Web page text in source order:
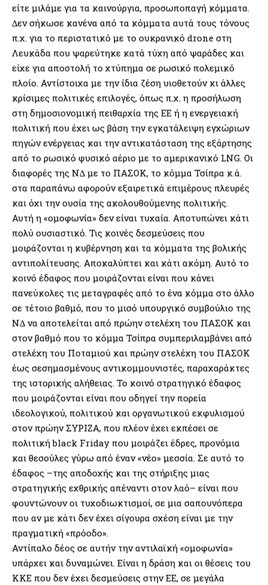
είτε µιλάµε για τα καινούργια, προσωποπαγή κόµµατα.
∆εν σήκωσε κανένα από τα κόµµατα αυτά τους τόνους
π.χ. για το περιστατικό µε το ουκρανικό drone στη
Λευκάδα που ψαρεύτηκε κατά τύχη από ψαράδες και
είχε για αποστολή το χτύπηµα σε ρωσικό πολεµικό
πλοίο. Αντίστοιχα µε την ίδια ζέση υιοθετούν κι άλλες
κρίσιµες πολιτικές επιλογές, όπως π.χ. η προσήλωση
στη δηµοσιονοµική πειθαρχία της ΕΕ ή η ενεργειακή
πολιτική που έχει ως βάση την εγκατάλειψη εγχώριων
πηγών ενέργειας και την αντικατάσταση της εξάρτησης
από το ρωσικό φυσικό αέριο µε το αµερικανικό LNG. Οι
διαφορές της Ν∆ µε το ΠΑΣΟΚ, το κόµµα Τσίπρα κ.ά.
στα παραπάνω αφορούν εξαιρετικά επιµέρους πλευρές
και όχι την ουσία της ακολουθούµενης πολιτικής.
Αυτή η «οµοφωνία» δεν είναι τυχαία. Αποτυπώνει κάτι
πολύ ουσιαστικό. Τις κοινές δεσµεύσεις που
µοιράζονται η κυβέρνηση και τα κόµµατα της βολικής
αντιπολίτευσης. Αποκαλύπτει και κάτι ακόµη. Αυτό το
κοινό έδαφος που µοιράζονται είναι που κάνει
πανεύκολες τις µεταγραφές από το ένα κόµµα στο άλλο
σε τέτοιο βαθµό, που το µισό υπουργικό συµβούλιο της
Ν∆ να αποτελείται από πρώην στελέχη του ΠΑΣΟΚ και
στον βαθµό που το κόµµα Τσίπρα συµπεριλαµβάνει από
στελέχη του Ποταµιού και πρώην στελέχη του ΠΑΣΟΚ
έως σεσηµασµένους αντικοµµουνιστές, παραχαράκτες
της ιστορικής αλήθειας. Το κοινό στρατηγικό έδαφος
που µοιράζονται είναι που οδηγεί την πορεία
ιδεολογικού, πολιτικού και οργανωτικού εκφυλισµού
στον πρώην ΣΥΡΙΖΑ, που πλέον έχει εκπέσει σε
πολιτική black Friday που µοιράζει έδρες, προνόµια
και θεσούλες γύρω από έναν «νέο» µεσσία. Σε αυτό το
έδαφος –της αποδοχής και της στήριξης µιας
στρατηγικής εχθρικής απέναντι στον λαό– είναι που
φουντώνουν οι τυχοδιωκτισµοί, σε µια σαπουνόπερα
που αν µε κάτι δεν έχει σίγουρα σχέση είναι µε την
πραγµατική «πρόοδο».
Αντίπαλο δέος σε αυτήν την αντιλαϊκή «οµοφωνία»
υπάρχει και δυναµώνει. Είναι η δράση και οι θέσεις του
ΚΚΕ που δεν έχει δεσµεύσεις στην ΕΕ, σε µεγάλα